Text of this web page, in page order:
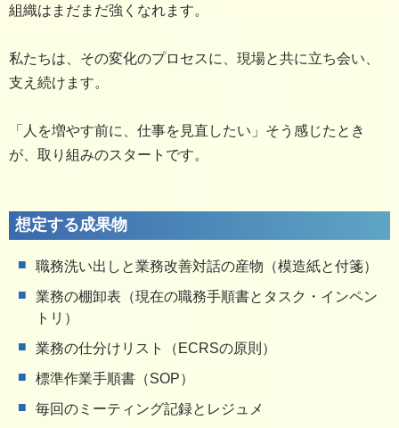
組織はまだまだ強くなれます。
私たちは、その変化のプロセスに、現場と共に立ち会い、
支え続けます。
「人を増やす前に、仕事を見直したい」そう感じたとき
が、取り組みのスタートです。
想定する成果物
職務洗い出しと業務改善対話の産物（模造紙と付箋）
業務の棚卸表（現在の職務手順書とタスク・インペン
トリ）
業務の仕分けリスト（ECRSの原則）
標準作業手順書（SOP）
毎回のミーティング記録とレジュメ